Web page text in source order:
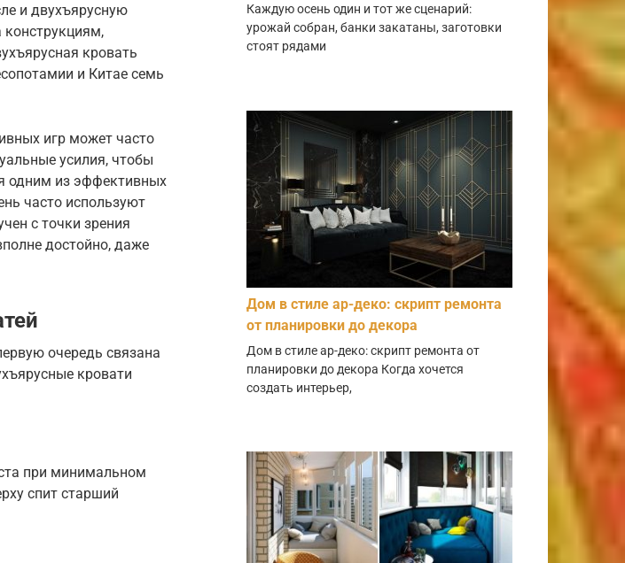
и двухъярусную
конструкциям,
кровать
и Китае семь
игр может часто
усилия, чтобы
одним из эффективных
часто используют
с точки зрения
достойно, даже
очередь связана
кровати
при минимальном
спит старший
Каждую осень один и тот же сценарий:
урожай собран, банки закатаны, заготовки
стоят рядами
Дом в стиле ар-деко: скрипт ремонта
от планировки до декора
Дом в стиле ар-деко: скрипт ремонта от
планировки до декора Когда хочется
создать интерьер,